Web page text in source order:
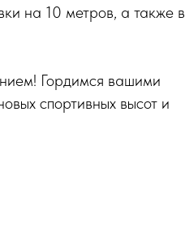
на 10 метров, а также в
Гордимся вашими
спортивных высот и